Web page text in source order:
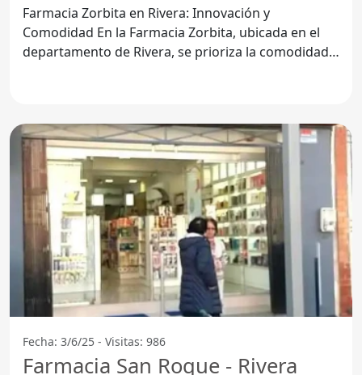
Farmacia Zorbita en Rivera: Innovación y
Comodidad En la Farmacia Zorbita, ubicada en el
departamento de Rivera, se prioriza la comodidad y
Fecha: 3/6/25 - Visitas: 986
Farmacia San Roque - Rivera